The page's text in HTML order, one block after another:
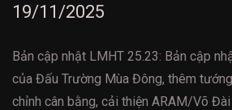
19/11/2025
Bản cập nhật LMHT 25.23: Bản cập
của Đấu Trường Mùa Đông, thêm
chỉnh cân bằng, cải thiện ARAM/Võ